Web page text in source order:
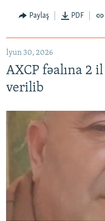
Paylaş PDF
İyun 30, 2026
AXCP fəalına 2 il
verilib